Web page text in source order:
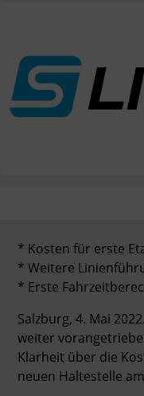
* Kosten für erste
* Weitere
* Erste
Salzburg, 4. Mai
weiter
Klarheit über die
neuen Haltestelle